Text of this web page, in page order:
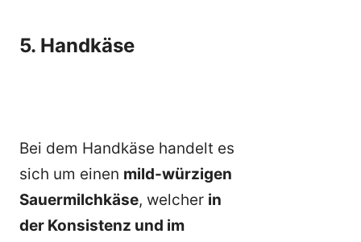
5. Handkäse
Bei dem Handkäse handelt es
sich um einen mild-würzigen
Sauermilchkäse, welcher in
der Konsistenz und im